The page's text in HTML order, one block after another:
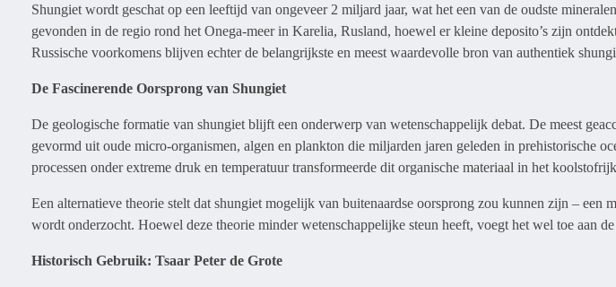
Shungiet wordt geschat op een leeftijd van ongeveer 2 miljard jaar, wat het een van de oudste
gevonden in de regio rond het Onega-meer in Karelia, Rusland, hoewel er kleine deposito’s zijn
Russische voorkomens blijven echter de belangrijkste en meest waardevolle bron van authentiek
De Fascinerende Oorsprong van Shungiet
De geologische formatie van shungiet blijft een onderwerp van wetenschappelijk debat. De meest
gevormd uit oude micro-organismen, algen en plankton die miljarden jaren geleden in prehistorische
processen onder extreme druk en temperatuur transformeerde dit organische materiaal in het
Een alternatieve theorie stelt dat shungiet mogelijk van buitenaardse oorsprong zou kunnen zijn – een
wordt onderzocht. Hoewel deze theorie minder wetenschappelijke steun heeft, voegt het wel toe aan
Historisch Gebruik: Tsaar Peter de Grote